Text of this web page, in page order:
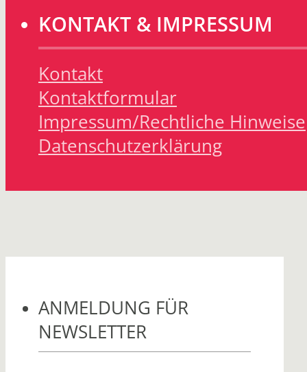
KONTAKT & IMPRESSUM
Kontakt
Kontaktformular
Impressum/Rechtliche Hinweise
Datenschutzerklärung
ANMELDUNG FÜR
NEWSLETTER